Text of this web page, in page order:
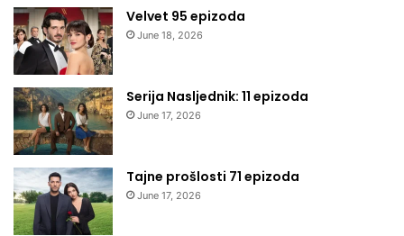
Velvet 95 epizoda
June 18, 2026
Serija Nasljednik: 11 epizoda
June 17, 2026
Tajne prošlosti 71 epizoda
June 17, 2026